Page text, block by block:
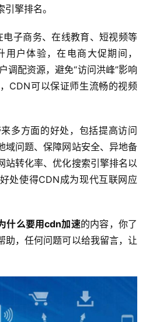
擎排名。
电子商务、在线教育、短视频等
户体验，在电商大促期间，
调配资源，避免“访问洪峰”影响
CDN可以保证师生流畅的视频
多方面的好处，包括提高访问
域问题、保障网站安全、异地备
站转化率、优化搜索引擎排名以
处使得CDN成为现代互联网应
什么要用cdn加速的内容，你了
助，任何问题可以给我留言，让